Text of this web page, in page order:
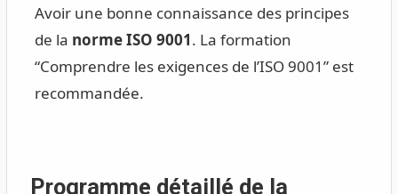
Avoir une bonne connaissance des principes
de la norme ISO 9001. La formation
“Comprendre les exigences de l’ISO 9001” est
recommandée.
Programme détaillé de la